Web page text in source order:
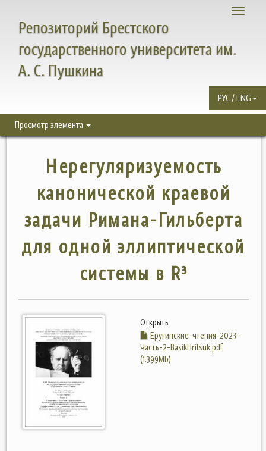
Toggle
Репозиторий Брестского
государственного университета им.
А. С. Пушкина
РУС / ENG
Просмотр элемента
Нерегуляризуемость
канонической краевой
задачи Римана-Гильберта
для одной эллиптической
системы в R³
Открыть
Еругинские-чтения-2023.-
Часть-2-BasikHritsuk.pdf
(1.399Mb)